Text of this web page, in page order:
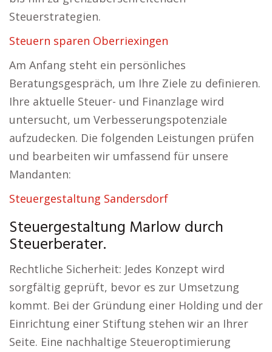
Steuerstrategien.
Steuern sparen Oberriexingen
Am Anfang steht ein persönliches
Beratungsgespräch, um Ihre Ziele zu definieren.
Ihre aktuelle Steuer- und Finanzlage wird
untersucht, um Verbesserungspotenziale
aufzudecken. Die folgenden Leistungen prüfen
und bearbeiten wir umfassend für unsere
Mandanten:
Steuergestaltung Sandersdorf
Steuergestaltung Marlow durch
Steuerberater.
Rechtliche Sicherheit: Jedes Konzept wird
sorgfältig geprüft, bevor es zur Umsetzung
kommt. Bei der Gründung einer Holding und der
Einrichtung einer Stiftung stehen wir an Ihrer
Seite. Eine nachhaltige Steueroptimierung